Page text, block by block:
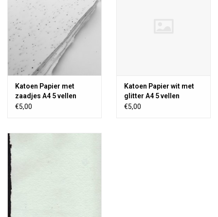
Katoen Papier met
zaadjes A4 5 vellen
€5,00
Katoen Papier wit met
glitter A4 5 vellen
€5,00